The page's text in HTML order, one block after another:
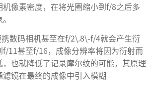
像素密度，在将光圈缩小到f/8之后多
携数码相机甚至在f/2\.8\-f/4就会产生衍
f/11甚至f/16，成像分辨率将因为衍射而
也就降低了记录摩尔纹的可能，其原理
镜在最终的成像中引入模糊